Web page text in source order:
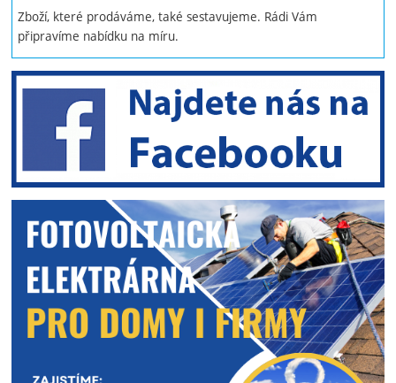
Zboží, které prodáváme, také sestavujeme. Rádi Vám
připravíme nabídku na míru.